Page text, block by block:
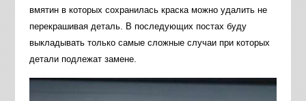
вмятин в которых сохранилась краска можно удалить не
перекрашивая деталь. В последующих постах буду
выкладывать только самые сложные случаи при которых
детали подлежат замене.